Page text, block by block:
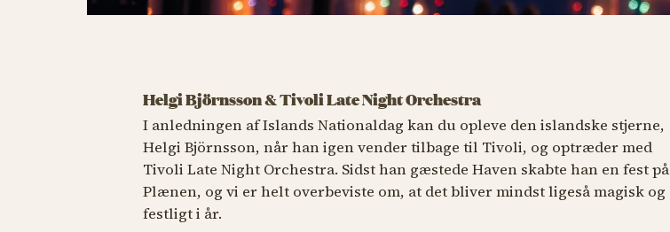
Helgi Björnsson & Tivoli Late Night Orchestra
I anledningen af Islands Nationaldag kan du opleve den islandske stjerne,
Helgi Björnsson, når han igen vender tilbage til Tivoli, og optræder med
Tivoli Late Night Orchestra. Sidst han gæstede Haven skabte han en fest på
Plænen, og vi er helt overbeviste om, at det bliver mindst ligeså magisk og
festligt i år.